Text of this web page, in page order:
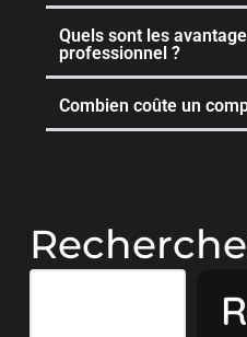
Quels sont les
professionnel ?
Combien coûte un